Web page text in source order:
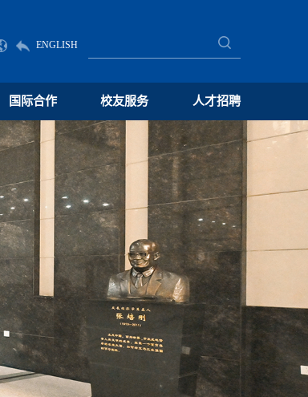
ENGLISH
国际合作 校友服务 人才招聘